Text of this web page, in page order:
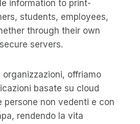
information to print-
students, employees,
through their own
servers.
organizzazioni, offriamo
basate su cloud
persone non vedenti e con
rendendo la vita